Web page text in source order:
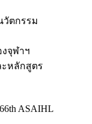
วัตกรรม
จุฬาฯ
หลักสูตร
ASAIHL